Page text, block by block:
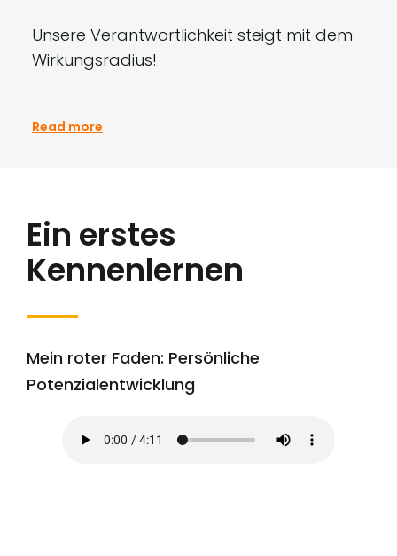
Unsere Verantwortlichkeit steigt mit dem
Wirkungsradius!
Read more
Ein erstes
Kennenlernen
Mein roter Faden: Persönliche
Potenzialentwicklung